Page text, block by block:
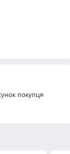
покупця